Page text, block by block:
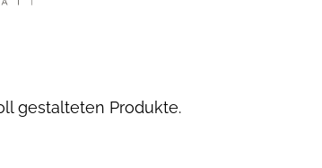
gestalteten Produkte.